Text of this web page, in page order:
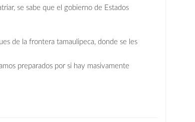
se sabe que el gobierno de Estados
de la frontera tamaulipeca, donde se les
preparados por si hay masivamente